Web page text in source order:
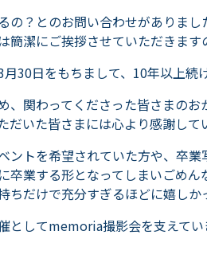
の？とのお問い合わせがありま
簡潔にご挨拶させていただきま
月30日をもちまして、10年以上続
、関わってくださった皆さまのお
だいた皆さまには心より感謝して
ントを希望されていた方や、卒
卒業する形となってしまいごめん
ちだけで充分すぎるほどに嬉しか
としてmemoria撮影会を支えてい